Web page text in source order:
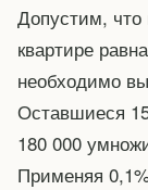
Допустим, что
квартире
необходимо
Оставшиеся
180 000
Применяя